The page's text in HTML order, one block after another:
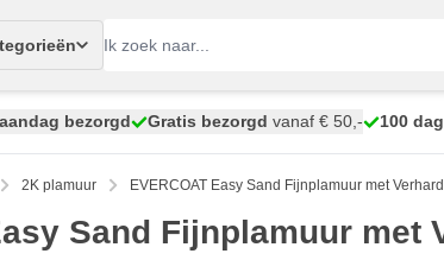
bezorgd Gratis bezorgd vanaf € 50,- 100
2K plamuur EVERCOAT Easy Sand Fijnplamuur met
Sand Fijnplamuur met